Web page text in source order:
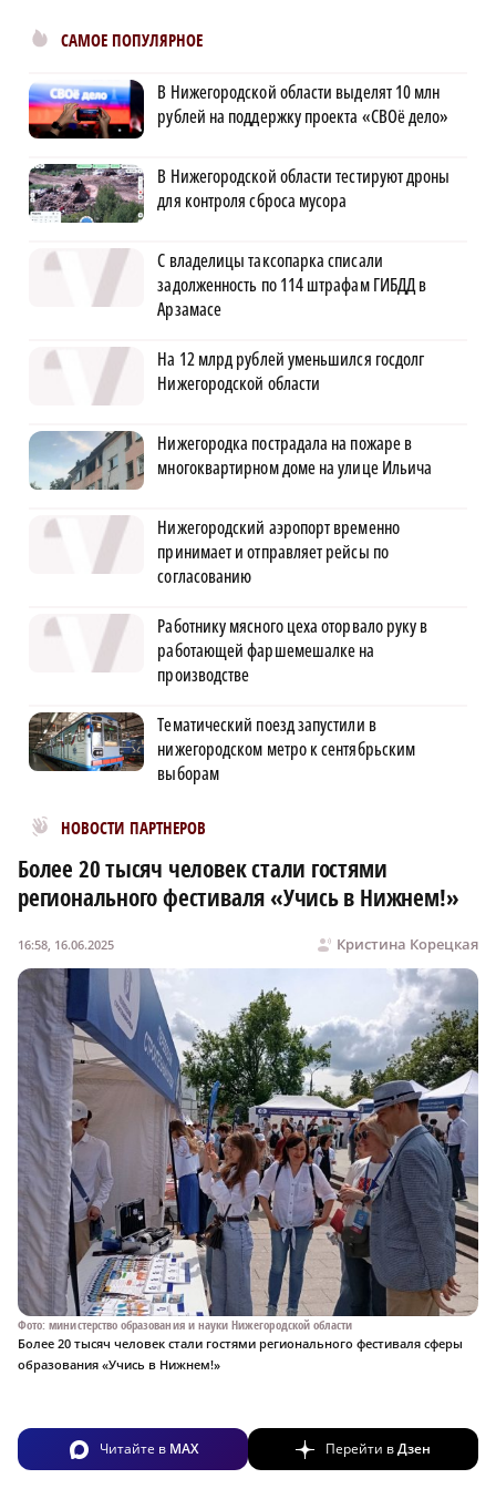
САМОЕ ПОПУЛЯРНОЕ
В Нижегородской области выделят 10 млн
рублей на поддержку проекта «СВОё дело»
В Нижегородской области тестируют дроны
для контроля сброса мусора
С владелицы таксопарка списали
задолженность по 114 штрафам ГИБДД в
Арзамасе
На 12 млрд рублей уменьшился госдолг
Нижегородской области
Нижегородка пострадала на пожаре в
многоквартирном доме на улице Ильича
Нижегородский аэропорт временно
принимает и отправляет рейсы по
согласованию
Работнику мясного цеха оторвало руку в
работающей фаршемешалке на
производстве
Тематический поезд запустили в
нижегородском метро к сентябрьским
выборам
НОВОСТИ ПАРТНЕРОВ
Новости МирТесен
Более 20 тысяч человек стали гостями
регионального фестиваля «Учись в Нижнем!»
Кристина Корецкая
16:58, 16.06.2025
Фото: министерство образования и науки Нижегородской области
Более 20 тысяч человек стали гостями регионального фестиваля сферы
образования «Учись в Нижнем!»
Читайте в MAX Перейти вДзен